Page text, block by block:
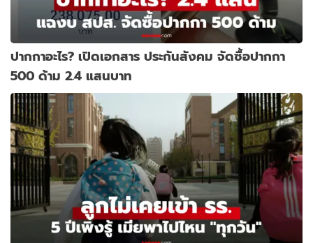
ปากกาอะไร? เปิดเอกสาร ประกันสังคม จัดซื้อปากกา
500 ด้าม 2.4 แสนบาท